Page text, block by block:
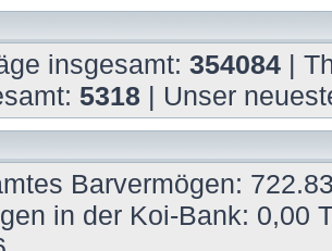
insgesamt: 354084 |
5318 | Unser
Barvermögen:
in der Koi-Bank: 0,00